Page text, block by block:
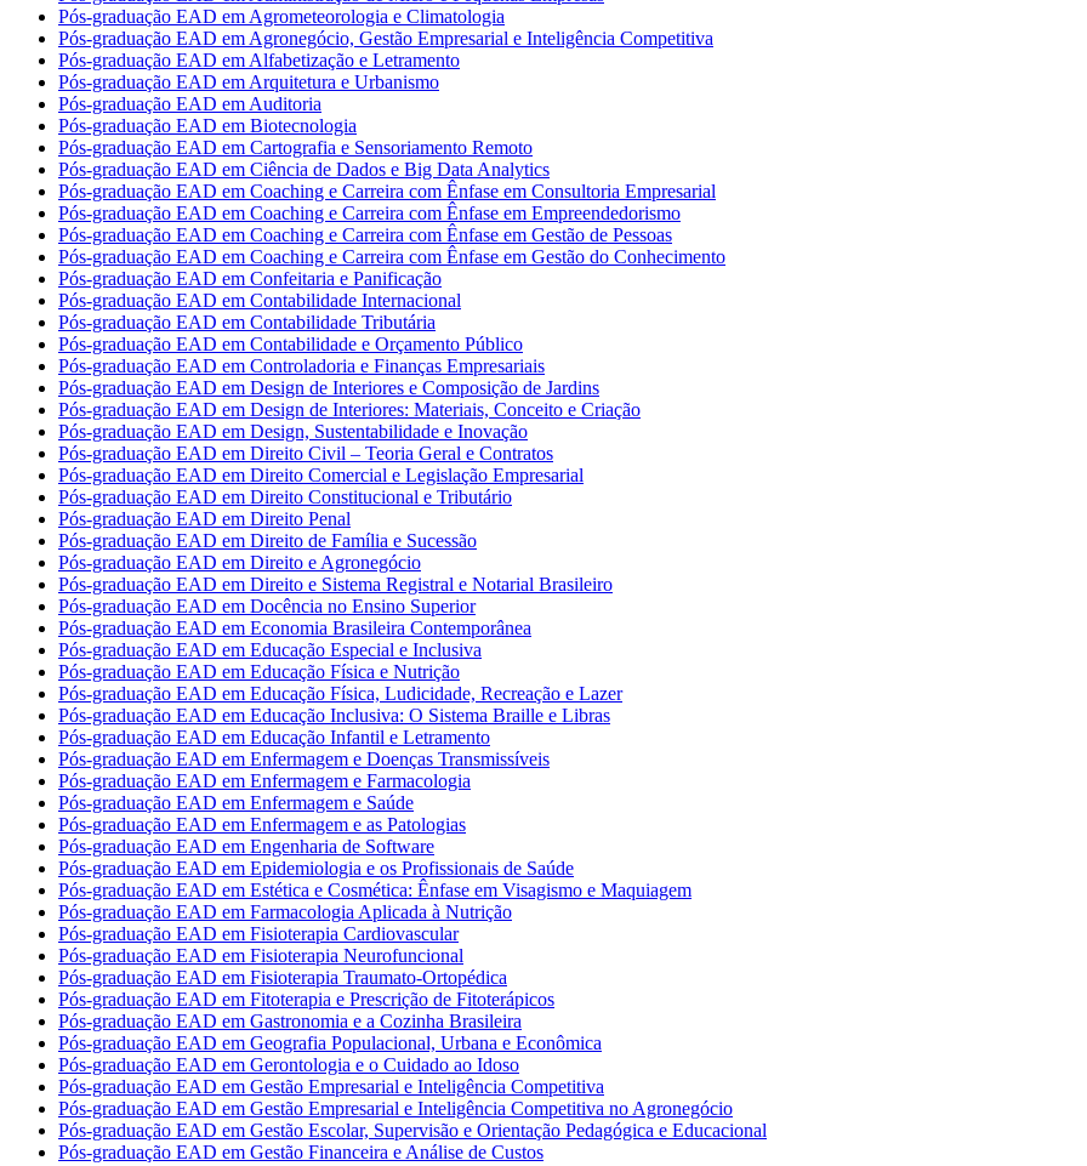
Pós-graduação EAD em Agrometeorologia e Climatologia
Pós-graduação EAD em Agronegócio, Gestão Empresarial e Inteligência Competitiva
Pós-graduação EAD em Alfabetização e Letramento
Pós-graduação EAD em Arquitetura e Urbanismo
Pós-graduação EAD em Auditoria
Pós-graduação EAD em Biotecnologia
Pós-graduação EAD em Cartografia e Sensoriamento Remoto
Pós-graduação EAD em Ciência de Dados e Big Data Analytics
Pós-graduação EAD em Coaching e Carreira com Ênfase em Consultoria Empresarial
Pós-graduação EAD em Coaching e Carreira com Ênfase em Empreendedorismo
Pós-graduação EAD em Coaching e Carreira com Ênfase em Gestão de Pessoas
Pós-graduação EAD em Coaching e Carreira com Ênfase em Gestão do Conhecimento
Pós-graduação EAD em Confeitaria e Panificação
Pós-graduação EAD em Contabilidade Internacional
Pós-graduação EAD em Contabilidade Tributária
Pós-graduação EAD em Contabilidade e Orçamento Público
Pós-graduação EAD em Controladoria e Finanças Empresariais
Pós-graduação EAD em Design de Interiores e Composição de Jardins
Pós-graduação EAD em Design de Interiores: Materiais, Conceito e Criação
Pós-graduação EAD em Design, Sustentabilidade e Inovação
Pós-graduação EAD em Direito Civil – Teoria Geral e Contratos
Pós-graduação EAD em Direito Comercial e Legislação Empresarial
Pós-graduação EAD em Direito Constitucional e Tributário
Pós-graduação EAD em Direito Penal
Pós-graduação EAD em Direito de Família e Sucessão
Pós-graduação EAD em Direito e Agronegócio
Pós-graduação EAD em Direito e Sistema Registral e Notarial Brasileiro
Pós-graduação EAD em Docência no Ensino Superior
Pós-graduação EAD em Economia Brasileira Contemporânea
Pós-graduação EAD em Educação Especial e Inclusiva
Pós-graduação EAD em Educação Física e Nutrição
Pós-graduação EAD em Educação Física, Ludicidade, Recreação e Lazer
Pós-graduação EAD em Educação Inclusiva: O Sistema Braille e Libras
Pós-graduação EAD em Educação Infantil e Letramento
Pós-graduação EAD em Enfermagem e Doenças Transmissíveis
Pós-graduação EAD em Enfermagem e Farmacologia
Pós-graduação EAD em Enfermagem e Saúde
Pós-graduação EAD em Enfermagem e as Patologias
Pós-graduação EAD em Engenharia de Software
Pós-graduação EAD em Epidemiologia e os Profissionais de Saúde
Pós-graduação EAD em Estética e Cosmética: Ênfase em Visagismo e Maquiagem
Pós-graduação EAD em Farmacologia Aplicada à Nutrição
Pós-graduação EAD em Fisioterapia Cardiovascular
Pós-graduação EAD em Fisioterapia Neurofuncional
Pós-graduação EAD em Fisioterapia Traumato-Ortopédica
Pós-graduação EAD em Fitoterapia e Prescrição de Fitoterápicos
Pós-graduação EAD em Gastronomia e a Cozinha Brasileira
Pós-graduação EAD em Geografia Populacional, Urbana e Econômica
Pós-graduação EAD em Gerontologia e o Cuidado ao Idoso
Pós-graduação EAD em Gestão Empresarial e Inteligência Competitiva
Pós-graduação EAD em Gestão Empresarial e Inteligência Competitiva no Agronegócio
Pós-graduação EAD em Gestão Escolar, Supervisão e Orientação Pedagógica e Educacional
Pós-graduação EAD em Gestão Financeira e Análise de Custos